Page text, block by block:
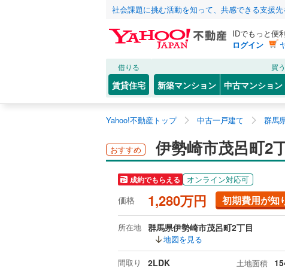
社会課題に挑む活動を知って、共感できる支援先
IDでもっと便
ログイン
借りる
賃貸住宅
買う
新築マンション 中古マンション
Yahoo!不動産トップ 中古一戸建て 群馬
おすすめ 伊勢崎市茂呂町2
成約でもらえる オンライン対応可
価格 1,280万円 初期費用が知
所在地 群馬県伊勢崎市茂呂町2丁目
地図を見る
間取り 2LDK 土地面積